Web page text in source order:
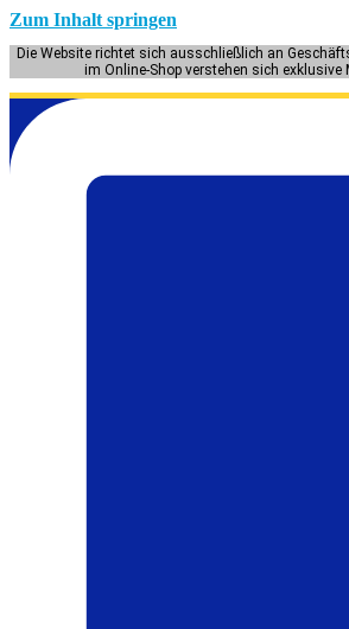
Zum Inhalt springen
Die Website richtet sich ausschließlich an
im Online-Shop verstehen sich exklusive